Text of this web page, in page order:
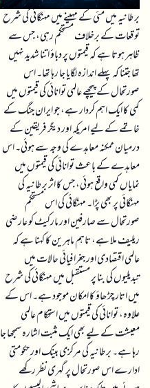
برطانیہ میں مئی کے مہینے میں مہنگائی کی شرح
توقعات کے برخلاف مستحکم رہی، جس سے
ظاہر ہوتا ہے کہ قیمتوں پر دباؤ اتنا شدید نہیں
تھا جتنا کہ پہلے اندازہ لگایا جا رہا تھا۔ اس
صورتحال کے پیچھے عالمی توانائی کی قیمتوں میں
کمی کا ایک اہم کردار ہے، جو ایران جنگ کے
خاتمے کے لیے امریکہ اور دیگر فریقین کے
درمیان ممکنہ معاہدے کی وجہ سے ہوئی۔ اس
معاہدے کے باعث توانائی کی قیمتوں میں
نمایاں کمی واقع ہوئی، جس کا اثر برطانیہ کی
مہنگائی پر بھی پڑا۔ مہنگائی کی اس مستحکم
صورتحال سے صارفین اور مارکیٹ کو عارضی
ریلیف ملا ہے، تاہم ماہرین کا کہنا ہے کہ
عالمی اقتصادی اور جغرافیائی حالات میں
تبدیلیوں کی بنا پر مستقبل میں مہنگائی کی شرح
میں اتار چڑھاؤ کا امکان موجود ہے۔ اس کے
علاوہ، توانائی کی قیمتوں میں استحکام عالمی
معیشت کے لیے بھی ایک مثبت اشارہ سمجھا جا
رہا ہے۔ برطانیہ کی مرکزی بینک اور حکومتی
ادارے اس صورتحال پر گہری نظر رکھے